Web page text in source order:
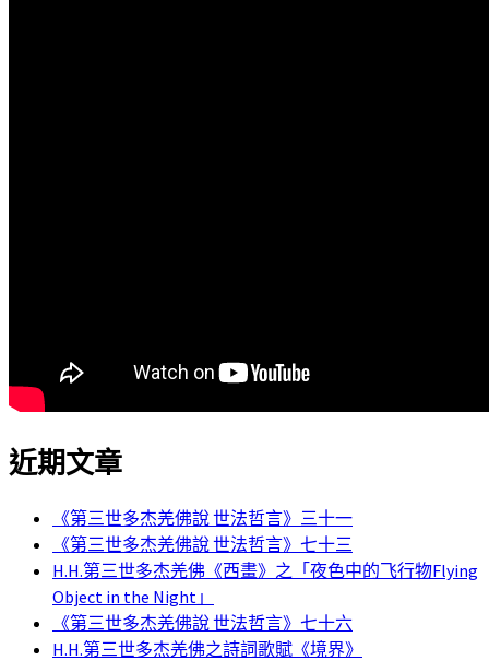
近期文章
《第三世多杰羌佛說 世法哲言》三十一
《第三世多杰羌佛說 世法哲言》七十三
H.H.第三世多杰羌佛《西畫》之「夜色中的飞行物Flying
Object in the Night」
《第三世多杰羌佛說 世法哲言》七十六
H.H.第三世多杰羌佛之詩詞歌賦《境界》